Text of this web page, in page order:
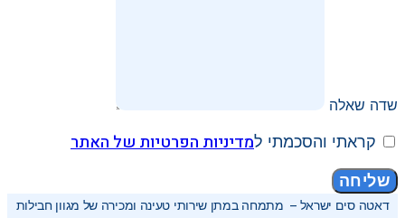
שדה שאלה
קראתי והסכמתי למדיניות הפרטיות של האתר
שליחה
דאטה סים ישראל – מתמחה במתן שירותי טעינה ומכירה של מגוון חבילות